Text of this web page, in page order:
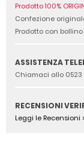
Prodotto 100%
Confezione
Prodotto con
ASSISTENZA
Chiamaci allo 0523
RECENSIONI
Leggi le Recensioni >